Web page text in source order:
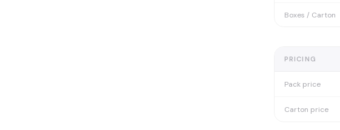
Boxes / Carton
PRICING
Pack price
Carton price